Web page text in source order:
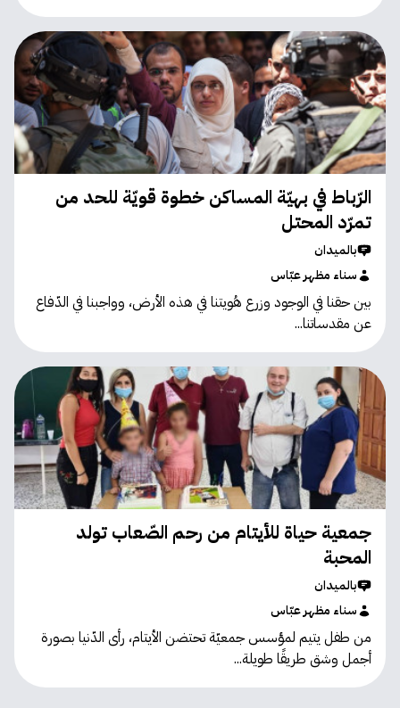
الرّباط في بهيّة المساكن خطوة قويّة للحد من
تمرّد المحتل
بالميدان
سناء مظهر عبّاس
بين حقنا في الوجود وزرع هُويتنا في هذه الأرض، وواجبنا في الدّفاع
عن مقدساتنا...
جمعية حياة للأيتام من رحم الصّعاب تولد
المحبة
بالميدان
سناء مظهر عبّاس
من طفل يتيم لمؤسس جمعيّة تحتضن الأيتام، رأى الدّنيا بصورة
أجمل وشق طريقًا طويلة...